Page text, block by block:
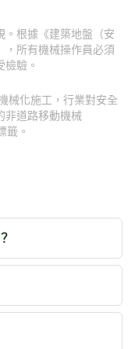
。根據《建築地盤（安
，所有機械操作員必須
驗。
械化施工，行業對安全
非道路移動機械
籤。